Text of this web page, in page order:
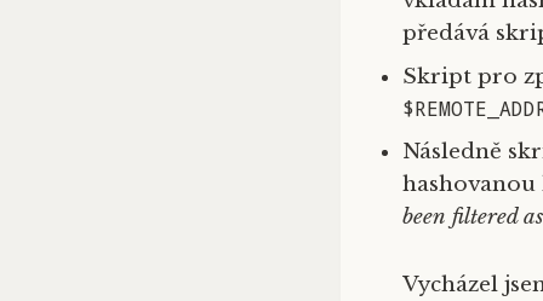
předává
Skript pro
Následně
been filtered
Vycházel